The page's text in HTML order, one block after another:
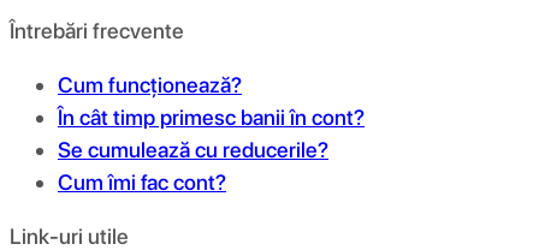
Întrebări frecvente
Cum funcționează?
În cât timp primesc banii în cont?
Se cumulează cu reducerile?
Cum îmi fac cont?
Link-uri utile